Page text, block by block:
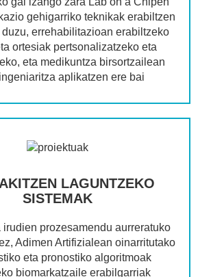
gehigarriko teknikak erabiltzen
errehabilitazioan erabiltzeko
ortesiak pertsonalizatzeko eta
eta medikuntza birsortzailean
aplikatzen ere bai
LAGUNTZEKO
SISTEMAK
irudien prozesamendu aurreratuko
Adimen Artifizialean oinarritutako
eta pronostiko algoritmoak
biomarkatzaile erabilgarriak